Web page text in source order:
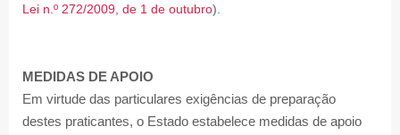
Lei n.º 272/2009, de 1 de outubro).
MEDIDAS DE APOIO
Em virtude das particulares exigências de preparação
destes praticantes, o Estado estabelece medidas de apoio